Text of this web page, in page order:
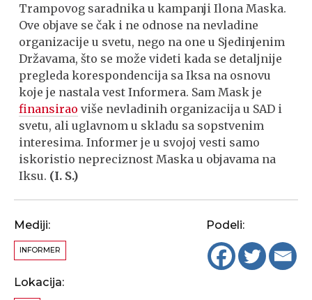
Trampovog saradnika u kampanji Ilona Maska.
Ove objave se čak i ne odnose na nevladine
organizacije u svetu, nego na one u Sjedinjenim
Državama, što se može videti kada se detaljnije
pregleda korespondencija sa Iksa na osnovu
koje je nastala vest Informera. Sam Mask je
finansirao više nevladinih organizacija u SAD i
svetu, ali uglavnom u skladu sa sopstvenim
interesima. Informer je u svojoj vesti samo
iskoristio nepreciznost Maska u objavama na
Iksu. (I. S.)
Mediji:
INFORMER
Lokacija:
Podeli: